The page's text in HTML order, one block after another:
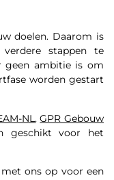
doelen. Daarom is
stappen te
geen ambitie is om
worden gestart
NL,GPR Gebouw
geschikt voor het
ons op voor een